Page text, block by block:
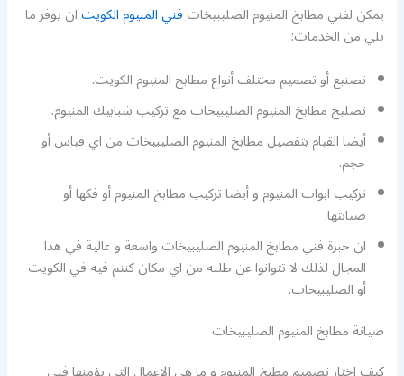
يمكن لفني مطابخ المنيوم الصليبيخاتفني المنيوم الكويتان يوفر ما
يلي من الخدمات:
تصنيع أو تصميم مختلف أنواع مطابخ المنيوم الكويت.
تصليح مطابخ المنيوم الصليبيخات مع تركيب شبابيك المنيوم.
أيضا القيام بتفصيل مطابخ المنيوم الصليبيخات من اي قياس أو
حجم.
تركيب ابواب المنيوم و أيضا تركيب مطابخ المنيوم أو فكها أو
صيانتها.
ان خبرة فني مطابخ المنيوم الصليبيخات واسعة و عالية في هذا
المجال لذلك لا تتوانوا عن طلبه من اي مكان كنتم فيه في الكويت
أو الصليبيخات.
صيانة مطابخ المنيوم الصليبيخات